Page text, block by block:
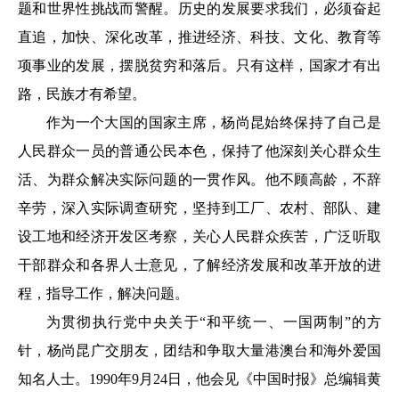
题和世界性挑战而警醒。历史的发展要求我们，必须奋起
直追，加快、深化改革，推进经济、科技、文化、教育等
项事业的发展，摆脱贫穷和落后。只有这样，国家才有出
路，民族才有希望。
作为一个大国的国家主席，杨尚昆始终保持了自己是
人民群众一员的普通公民本色，保持了他深刻关心群众生
活、为群众解决实际问题的一贯作风。他不顾高龄，不辞
辛劳，深入实际调查研究，坚持到工厂、农村、部队、建
设工地和经济开发区考察，关心人民群众疾苦，广泛听取
干部群众和各界人士意见，了解经济发展和改革开放的进
程，指导工作，解决问题。
为贯彻执行党中央关于“和平统一、一国两制”的方
针，杨尚昆广交朋友，团结和争取大量港澳台和海外爱国
知名人士。1990年9月24日，他会见《中国时报》总编辑黄